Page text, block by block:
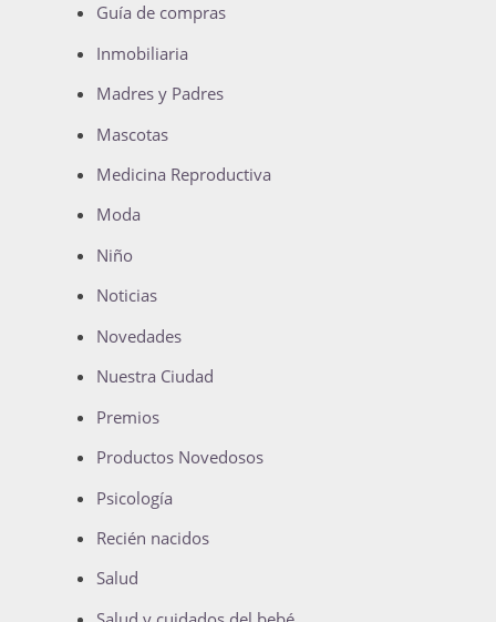
Guía de compras
Inmobiliaria
Madres y Padres
Mascotas
Medicina Reproductiva
Moda
Niño
Noticias
Novedades
Nuestra Ciudad
Premios
Productos Novedosos
Psicología
Recién nacidos
Salud